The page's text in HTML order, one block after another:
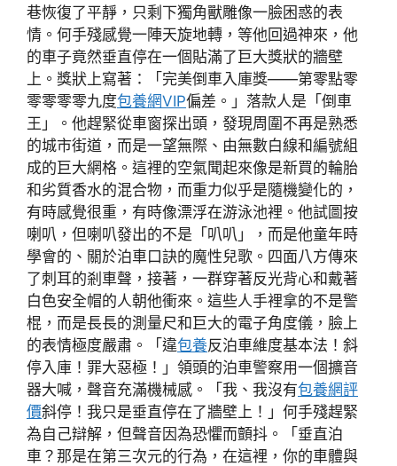
巷恢復了平靜，只剩下獨角獸雕像一臉困惑的表
情。何手殘感覺一陣天旋地轉，等他回過神來，他
的車子竟然垂直停在一個貼滿了巨大獎狀的牆壁
上。獎狀上寫著：「完美倒車入庫獎——第零點零
零零零零九度包養網VIP偏差。」落款人是「倒車
王」。他趕緊從車窗探出頭，發現周圍不再是熟悉
的城市街道，而是一望無際、由無數白線和編號組
成的巨大網格。這裡的空氣聞起來像是新買的輪胎
和劣質香水的混合物，而重力似乎是隨機變化的，
有時感覺很重，有時像漂浮在游泳池裡。他試圖按
喇叭，但喇叭發出的不是「叭叭」，而是他童年時
學會的、關於泊車口訣的魔性兒歌。四面八方傳來
了刺耳的剎車聲，接著，一群穿著反光背心和戴著
白色安全帽的人朝他衝來。這些人手裡拿的不是警
棍，而是長長的測量尺和巨大的電子角度儀，臉上
的表情極度嚴肅。「違包養反泊車維度基本法！斜
停入庫！罪大惡極！」領頭的泊車警察用一個擴音
器大喊，聲音充滿機械感。「我、我沒有包養網評
價斜停！我只是垂直停在了牆壁上！」何手殘趕緊
為自己辯解，但聲音因為恐懼而顫抖。「垂直泊
車？那是在第三次元的行為，在這裡，你的車體與